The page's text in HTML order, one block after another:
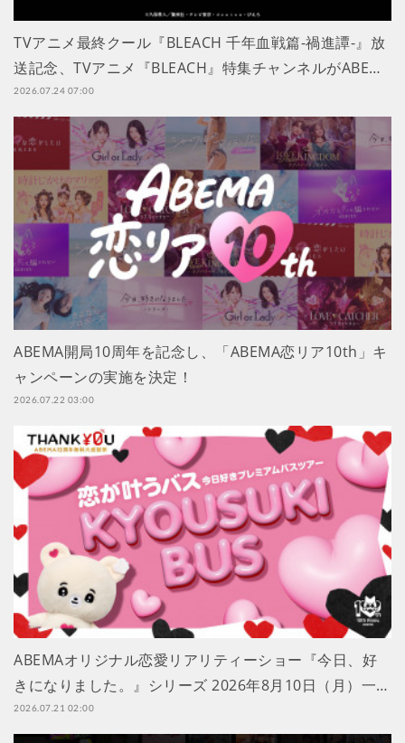
TVアニメ最終クール『BLEACH 千年血戦篇-禍進譚-』放
送記念、TVアニメ『BLEACH』特集チャンネルがABE…
2026.07.24 07:00
ABEMA開局10周年を記念し、「ABEMA恋リア10th」キ
ャンペーンの実施を決定！
2026.07.22 03:00
ABEMAオリジナル恋愛リアリティーショー『今日、好
きになりました。』シリーズ 2026年8月10日（月）一…
2026.07.21 02:00